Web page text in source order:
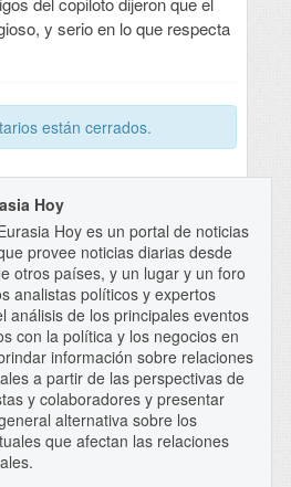
y serio en lo que respecta
están cerrados.
Hoy
Hoy es un portal de noticias
provee noticias diarias desde
otros países, y un lugar y un foro
analistas políticos y expertos
análisis de los principales eventos
con la política y los negocios en
información sobre relaciones
a partir de las perspectivas de
y colaboradores y presentar
alternativa sobre los
que afectan las relaciones